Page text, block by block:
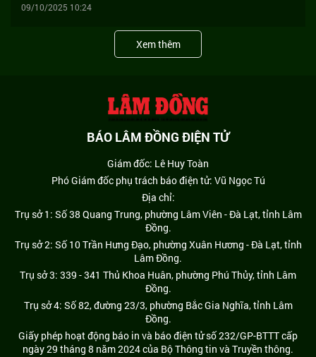
09/10/2025 10:24
Xem thêm
BÁO LÂM ĐỒNG ĐIỆN TỬ
Giám đốc: Lê Huy Toàn
Phó Giám đốc phụ trách báo điện tử: Vũ Ngọc Tú
Địa chỉ:
Trụ sở 1: Số 38 Quang Trung, phường Lâm Viên - Đà Lạt, tỉnh Lâm
Đồng.
Trụ sở 2: Số 10 Trần Hưng Đạo, phường Xuân Hương - Đà Lạt, tỉnh
Lâm Đồng.
Trụ sở 3: 339 - 341 Thủ Khoa Huân, phường Phú Thủy, tỉnh Lâm
Đồng.
Trụ sở 4: Số 82, đường 23/3, phường Bắc Gia Nghĩa, tỉnh Lâm
Đồng.
Giấy phép hoạt động báo in và báo điện tử số 232/GP-BTTT cấp
ngày 29 tháng 8 năm 2024 của Bộ Thông tin và Truyền thông.